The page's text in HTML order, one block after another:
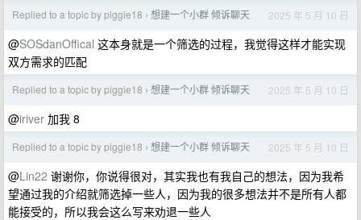
Replied to a topic by piggie18 › 想建一个小群 倾诉聊天 2025 年 5 月 10 日
@SOSdanOffical 这本身就是一个筛选的过程，我觉得这样才能实现
双方需求的匹配
Replied to a topic by piggie18 › 想建一个小群 倾诉聊天 2025 年 5 月 10 日
@iriver 加我 8
Replied to a topic by piggie18 › 想建一个小群 倾诉聊天 2025 年 5 月 10 日
@Lin22 谢谢你，你说得很对，其实我也有我自己的想法，因为我希
望通过我的介绍就筛选掉一些人，因为我的很多想法并不是所有人都
能接受的，所以我会这么写来劝退一些人